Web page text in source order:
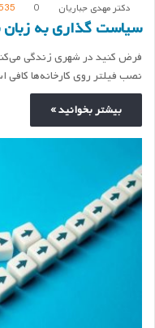
دکتر مهدی جباریان 0
سیاست گذاری به
فرض کنید در شهری زندگی
نصب فیلتر روی کارخانه‌ها
بیشتر بخوانید »